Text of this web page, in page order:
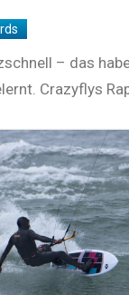
– das
Crazyflys